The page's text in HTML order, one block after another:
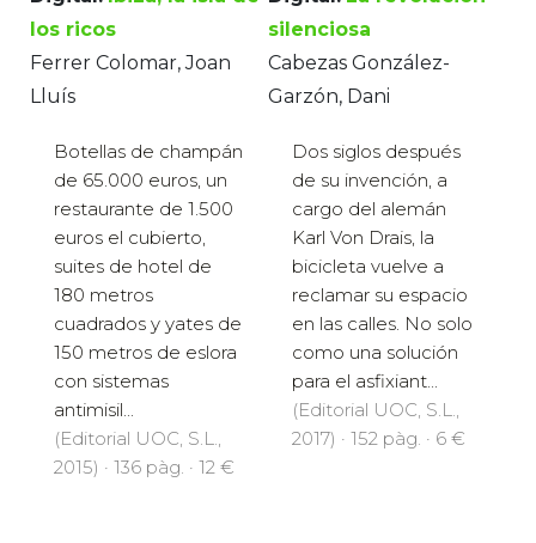
los ricos
Ferrer Colomar, Joan
Lluís
Botellas de champán
de 65.000 euros, un
restaurante de 1.500
euros el cubierto,
suites de hotel de
180 metros
cuadrados y yates de
150 metros de eslora
con sistemas
antimisil...
(Editorial UOC, S.L.,
2015) · 136 pàg. · 12 €
silenciosa
Cabezas González-
Garzón, Dani
Dos siglos después
de su invención, a
cargo del alemán
Karl Von Drais, la
bicicleta vuelve a
reclamar su espacio
en las calles. No solo
como una solución
para el asfixiant...
(Editorial UOC, S.L.,
2017) · 152 pàg. · 6 €